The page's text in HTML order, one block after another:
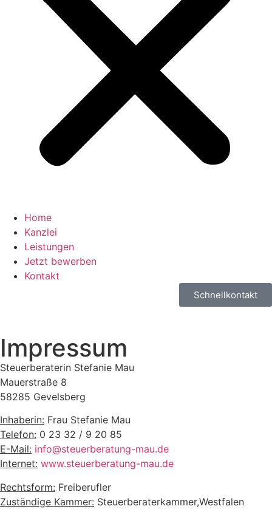
Home
Kanzlei
Leistungen
Jetzt bewerben
Kontakt
Schnellkontakt
Impressum
Steuerberaterin Stefanie Mau
Mauerstraße 8
58285 Gevelsberg
Inhaberin: Frau Stefanie Mau
Telefon: 0 23 32 / 9 20 85
E-Mail: info@steuerberatung-mau.de
Internet: www.steuerberatung-mau.de
Rechtsform: Freiberufler
Zuständige Kammer: Steuerberaterkammer,Westfalen